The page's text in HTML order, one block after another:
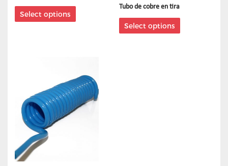
Select options
Tubo de cobre en tira
Select options